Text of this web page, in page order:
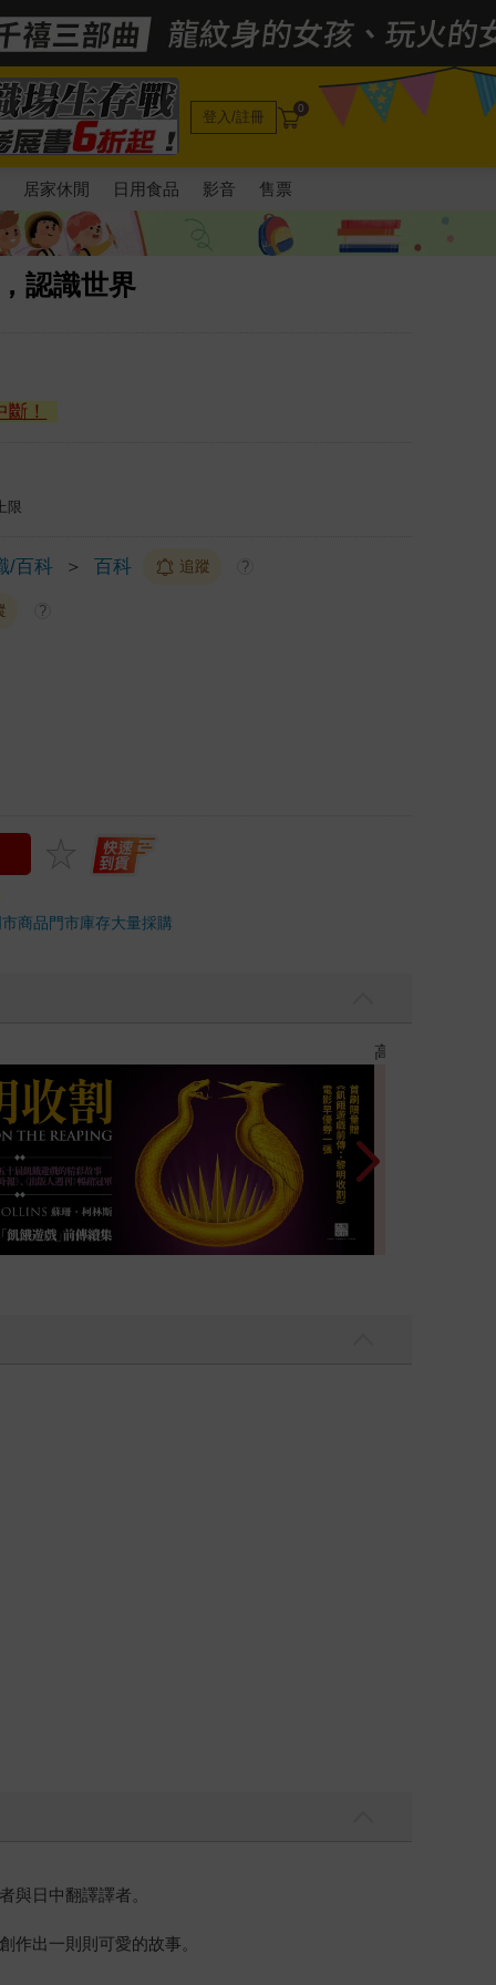
登入/註冊 0
居家休閒 日用食品 影音 售票
認識世界
！
限
/百科 ＞ 百科 追蹤 ?
?
商品門市庫存大量採購
遠流童書展75
與日中翻譯譯者。
作出一則則可愛的故事。